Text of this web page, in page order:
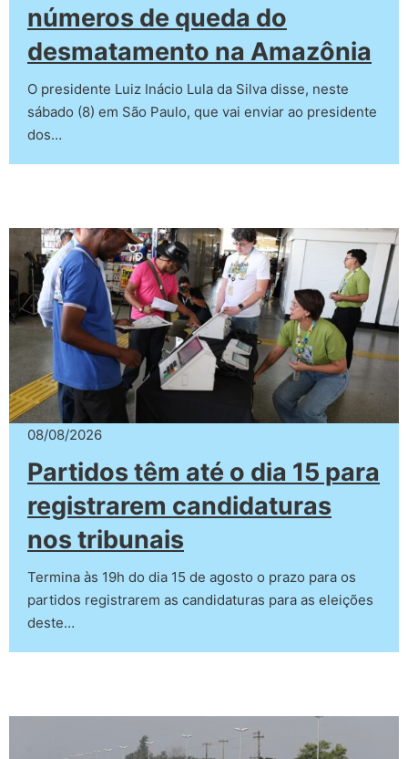
números de queda do
desmatamento na Amazônia
O presidente Luiz Inácio Lula da Silva disse, neste
sábado (8) em São Paulo, que vai enviar ao presidente
dos…
08/08/2026
Partidos têm até o dia 15 para
registrarem candidaturas
nos tribunais
Termina às 19h do dia 15 de agosto o prazo para os
partidos registrarem as candidaturas para as eleições
deste…